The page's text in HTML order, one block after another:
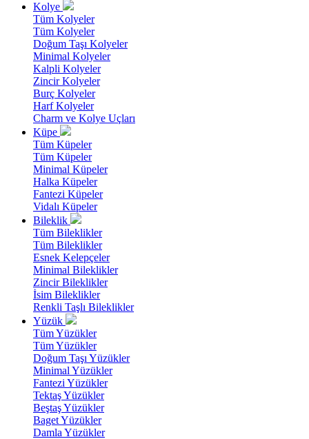
Kolye
Tüm Kolyeler
Tüm Kolyeler
Doğum Taşı Kolyeler
Minimal Kolyeler
Kalpli Kolyeler
Zincir Kolyeler
Burç Kolyeler
Harf Kolyeler
Charm ve Kolye Uçları
Küpe
Tüm Küpeler
Tüm Küpeler
Minimal Küpeler
Halka Küpeler
Fantezi Küpeler
Vidalı Küpeler
Bileklik
Tüm Bileklikler
Tüm Bileklikler
Esnek Kelepçeler
Minimal Bileklikler
Zincir Bileklikler
İsim Bileklikler
Renkli Taşlı Bileklikler
Yüzük
Tüm Yüzükler
Tüm Yüzükler
Doğum Taşı Yüzükler
Minimal Yüzükler
Fantezi Yüzükler
Tektaş Yüzükler
Beştaş Yüzükler
Baget Yüzükler
Damla Yüzükler